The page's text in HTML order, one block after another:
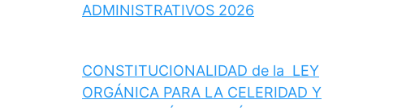
ADMINISTRATIVOS 2026
CONSTITUCIONALIDAD de la LEY
ORGÁNICA PARA LA CELERIDAD Y